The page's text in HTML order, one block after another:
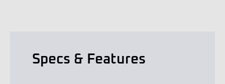
Specs & Features